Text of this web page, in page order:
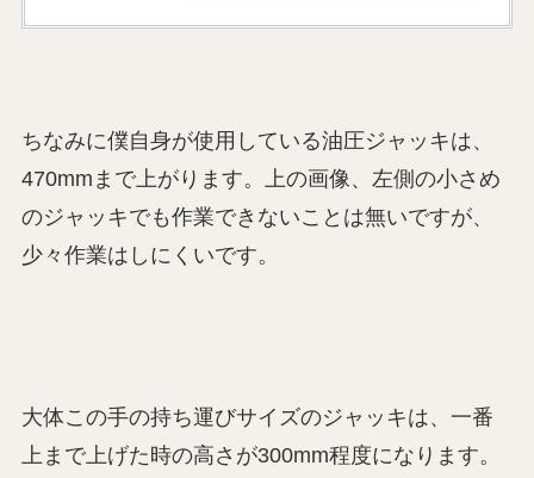
ちなみに僕自身が使用している油圧ジャッキは、
470mmまで上がります。上の画像、左側の小さめ
のジャッキでも作業できないことは無いですが、
少々作業はしにくいです。
大体この手の持ち運びサイズのジャッキは、一番
上まで上げた時の高さが300mm程度になります。